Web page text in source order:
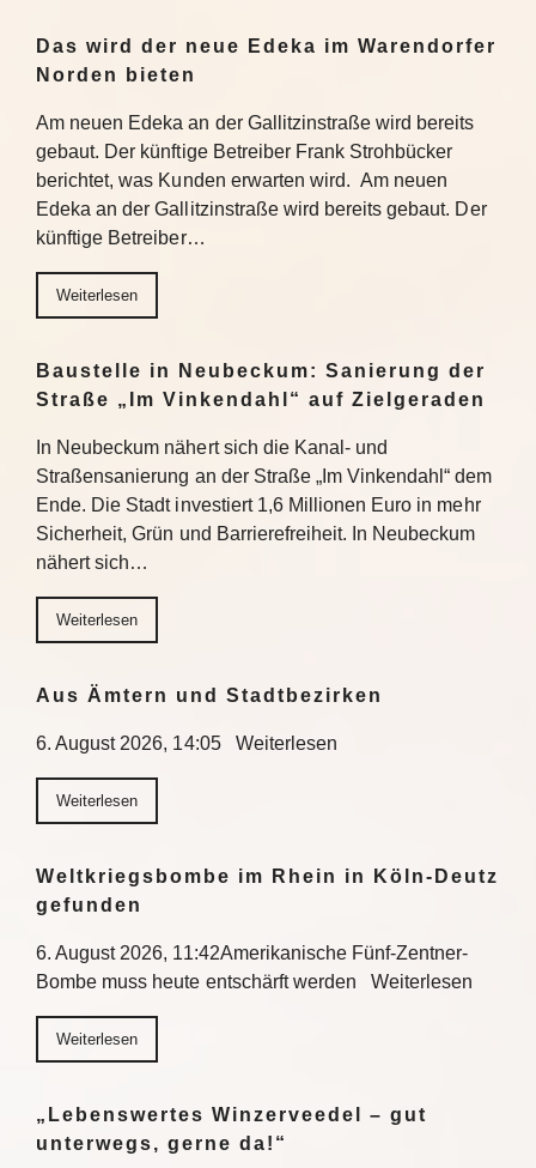
Das wird der neue Edeka im Warendorfer
Norden bieten
Am neuen Edeka an der Gallitzinstraße wird bereits
gebaut. Der künftige Betreiber Frank Strohbücker
berichtet, was Kunden erwarten wird. Am neuen
Edeka an der Gallitzinstraße wird bereits gebaut. Der
künftige Betreiber…
Weiterlesen
Baustelle in Neubeckum: Sanierung der
Straße „Im Vinkendahl“ auf Zielgeraden
In Neubeckum nähert sich die Kanal- und
Straßensanierung an der Straße „Im Vinkendahl“ dem
Ende. Die Stadt investiert 1,6 Millionen Euro in mehr
Sicherheit, Grün und Barrierefreiheit. In Neubeckum
nähert sich…
Weiterlesen
Aus Ämtern und Stadtbezirken
6. August 2026, 14:05 Weiterlesen
Weiterlesen
Weltkriegsbombe im Rhein in Köln-Deutz
gefunden
6. August 2026, 11:42Amerikanische Fünf-Zentner-
Bombe muss heute entschärft werden Weiterlesen
Weiterlesen
„Lebenswertes Winzerveedel – gut
unterwegs, gerne da!“